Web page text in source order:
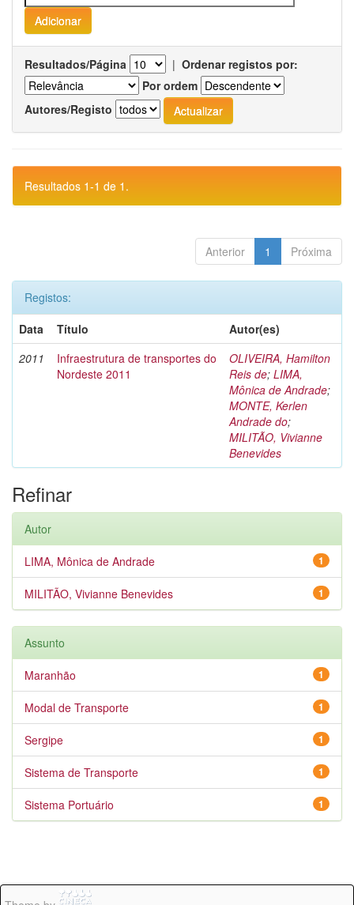
Resultados/Página | Ordenar registos por:
Por ordem
Autores/Registo
Resultados 1-1 de 1.
Anterior 1 Próxima
Registos:
Data
Título
Autor(es)
2011
Infraestrutura de transportes do
Nordeste 2011
OLIVEIRA, Hamilton
Reis de; LIMA,
Mônica de Andrade;
MONTE, Kerlen
Andrade do;
MILITÃO, Vivianne
Benevides
Refinar
Autor
1
LIMA, Mônica de Andrade
1
MILITÃO, Vivianne Benevides
Assunto
1
Maranhão
1
Modal de Transporte
1
Sergipe
1
Sistema de Transporte
1
Sistema Portuário